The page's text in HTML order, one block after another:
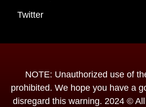
Twitter
NOTE: Unauthorized use of
prohibited. We hope you have a
disregard this warning. 2024 ©